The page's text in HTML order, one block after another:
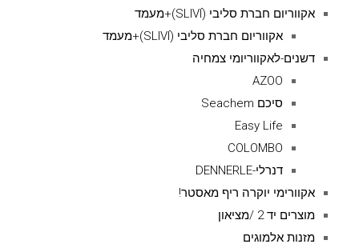
אקווריום חברת סליבי (SLIVIׂׂ)+מעמד
אקווריום חברת סליבי (SLIVIׂׂ)+מעמד
דשנים-לאקווריומי צמחיה
AZOO
סיכם Seachem
Easy Life
COLOMBO
דנרלי-DENNERLE
אקוורימי יוקרה ריף מאסטר!
מוצרים יד 2 /מציאון
מזנות אלמוגים